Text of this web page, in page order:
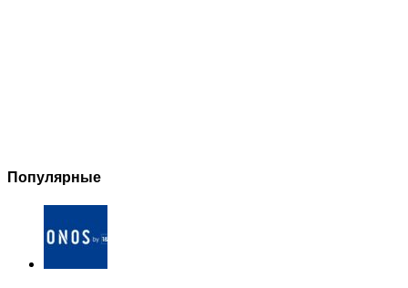
Популярные